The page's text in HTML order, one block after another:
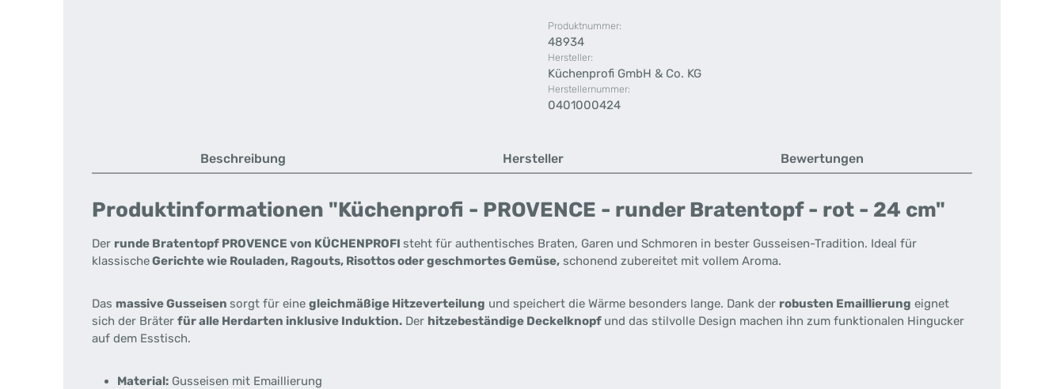
Produktnummer:
48934
Hersteller:
Küchenprofi GmbH & Co. KG
Herstellernummer:
0401000424
Beschreibung Hersteller Bewertungen
Produktinformationen "Küchenprofi - PROVENCE - runder Bratentopf - rot - 24 cm"
Der runde Bratentopf PROVENCE von KÜCHENPROFI steht für authentisches Braten, Garen und Schmoren in bester Gusseisen-Tradition. Ideal für
klassischeGerichte wie Rouladen, Ragouts, Risottos oder geschmortes Gemüse, schonend zubereitet mit vollem Aroma.
Das massive Gusseisen sorgt für eine gleichmäßige Hitzeverteilung und speichert die Wärme besonders lange. Dank der robusten Emaillierung eignet
sich der Bräter für alle Herdarten inklusive Induktion. Der hitzebeständige Deckelknopf und das stilvolle Design machen ihn zum funktionalen Hingucker
auf dem Esstisch.
Material: Gusseisen mit Emaillierung